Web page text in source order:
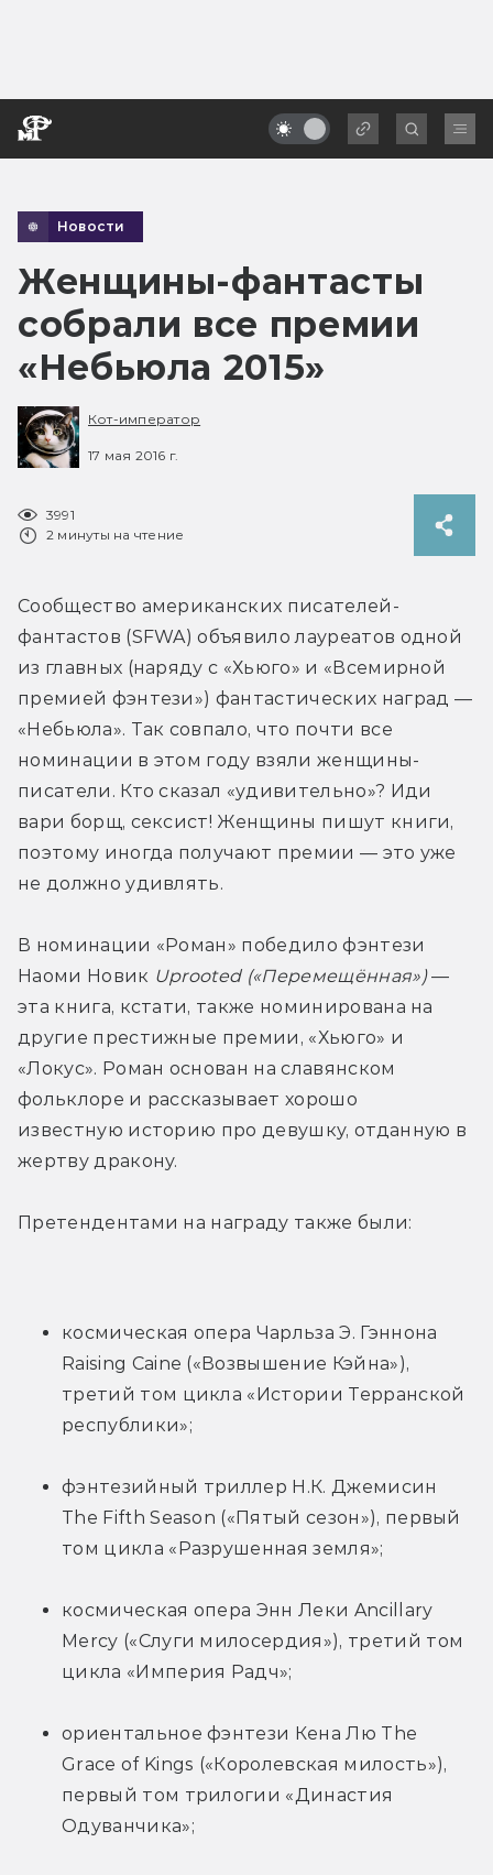
Новости
Женщины-фантасты
собрали все премии
«Небьюла 2015»
Кот-император
17 мая 2016 г.
3991
2 минуты на чтение
Сообщество американских писателей-
фантастов (SFWA) объявило лауреатов одной
из главных (наряду с «Хьюго» и «Всемирной
премией фэнтези») фантастических наград —
«Небьюла». Так совпало, что почти все
номинации в этом году взяли женщины-
писатели. Кто сказал «удивительно»? Иди
вари борщ, сексист! Женщины пишут книги,
поэтому иногда получают премии — это уже
не должно удивлять.
В номинации «Роман» победило фэнтези
Наоми Новик Uprooted («Перемещённая») —
эта книга, кстати, также номинирована на
другие престижные премии, «Хьюго» и
«Локус». Роман основан на славянском
фольклоре и рассказывает хорошо
известную историю про девушку, отданную в
жертву дракону.
Претендентами на награду также были:
космическая опера Чарльза Э. Гэннона
Raising Caine («Возвышение Кэйна»),
третий том цикла «Истории Терранской
республики»;
фэнтезийный триллер Н.К. Джемисин
The Fifth Season («Пятый сезон»), первый
том цикла «Разрушенная земля»;
космическая опера Энн Леки Ancillary
Mercy («Слуги милосердия»), третий том
цикла «Империя Радч»;
ориентальное фэнтези Кена Лю The
Grace of Kings («Королевская милость»),
первый том трилогии «Династия
Одуванчика»;